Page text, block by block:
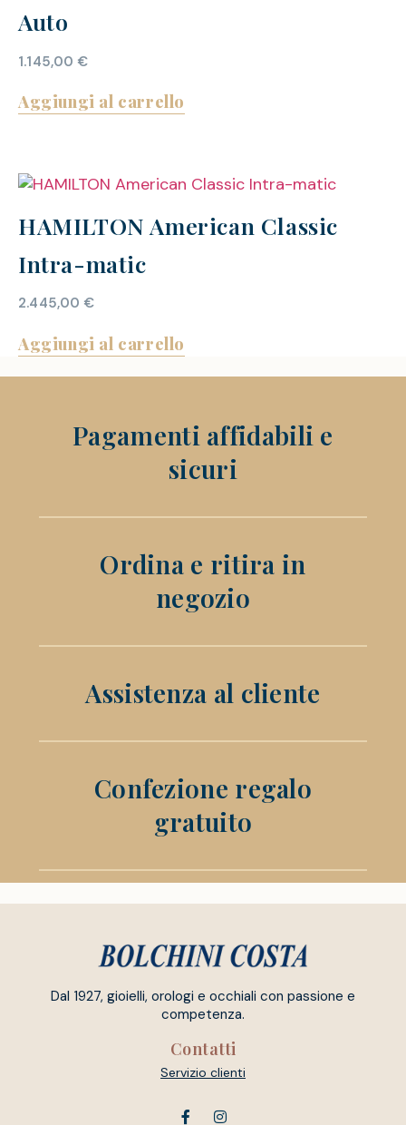
Auto
1.145,00 €
Aggiungi al carrello
HAMILTON American Classic
Intra-matic
2.445,00 €
Aggiungi al carrello
Pagamenti affidabili e
sicuri
Ordina e ritira in
negozio
Assistenza al cliente
Confezione regalo
gratuito
Dal 1927, gioielli, orologi e occhiali con passione e
competenza.
Contatti
Servizio clienti